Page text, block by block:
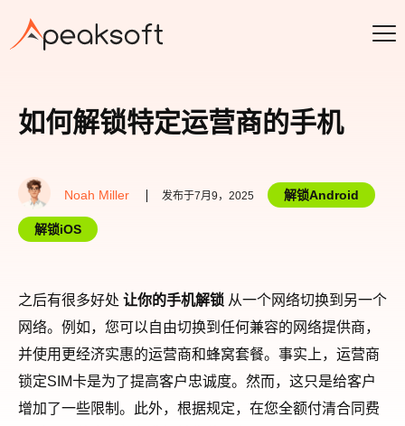
如何解锁特定运营商的手机
Noah Miller 发布于7月9，2025 解锁Android
解锁iOS
之后有很多好处 让你的手机解锁 从一个网络切换到另一个
网络。例如，您可以自由切换到任何兼容的网络提供商，
并使用更经济实惠的运营商和蜂窝套餐。事实上，运营商
锁定SIM卡是为了提高客户忠诚度。然而，这只是给客户
增加了一些限制。此外，根据规定，在您全额付清合同费